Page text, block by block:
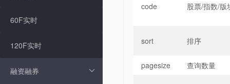
60F实时
120F实时
融资融券
code 股票/指数/版
sort 排序
pagesize 查询数量